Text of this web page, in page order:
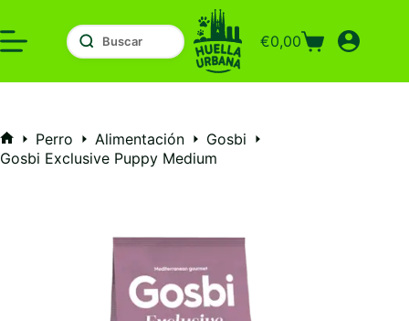
al
contenido
Carro
compra
€0,00
Inicio
Perro Alimentación
Gosbi
Gosbi Exclusive Puppy Medium